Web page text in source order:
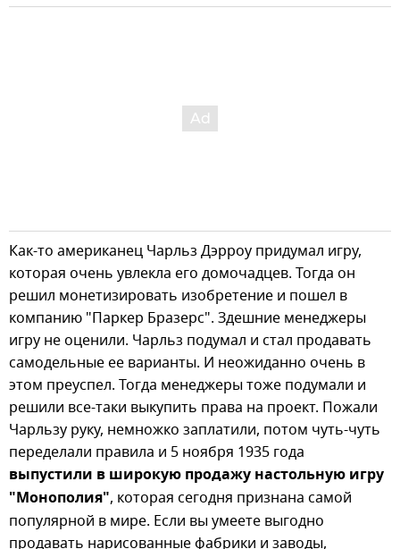
Как-то американец Чарльз Дэрроу придумал игру,
которая очень увлекла его домочадцев. Тогда он
решил монетизировать изобретение и пошел в
компанию "Паркер Бразерс". Здешние менеджеры
игру не оценили. Чарльз подумал и стал продавать
самодельные ее варианты. И неожиданно очень в
этом преуспел. Тогда менеджеры тоже подумали и
решили все-таки выкупить права на проект. Пожали
Чарльзу руку, немножко заплатили, потом чуть-чуть
переделали правила и 5 ноября 1935 года
выпустили в широкую продажу настольную игру
"Монополия", которая сегодня признана самой
популярной в мире. Если вы умеете выгодно
продавать нарисованные фабрики и заводы,